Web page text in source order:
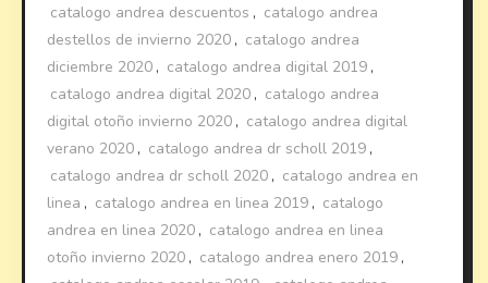
catalogo andrea descuentos , catalogo andrea
destellos de invierno 2020 , catalogo andrea
diciembre 2020 , catalogo andrea digital 2019 ,
catalogo andrea digital 2020 , catalogo andrea
digital otoño invierno 2020 , catalogo andrea digital
verano 2020 , catalogo andrea dr scholl 2019 ,
catalogo andrea dr scholl 2020 , catalogo andrea en
linea , catalogo andrea en linea 2019 , catalogo
andrea en linea 2020 , catalogo andrea en linea
otoño invierno 2020 , catalogo andrea enero 2019 ,